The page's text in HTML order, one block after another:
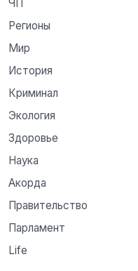
ЧП
Регионы
Мир
История
Криминал
Экология
Здоровье
Наука
Акорда
Правительство
Парламент
Life